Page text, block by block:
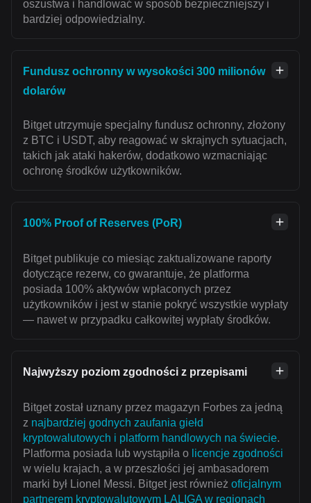
oszustwa i handlować w sposób bezpieczniejszy i
bardziej odpowiedzialny.
Fundusz ochronny w wysokości 300 milionów
dolarów
Bitget utrzymuje specjalny fundusz ochronny, złożony
z BTC i USDT, aby reagować w skrajnych sytuacjach,
takich jak ataki hakerów, dodatkowo wzmacniając
ochronę środków użytkowników.
100% Proof of Reserves (PoR)
Bitget publikuje co miesiąc zaktualizowane raporty
dotyczące rezerw, co gwarantuje, że platforma
posiada 100% aktywów wpłaconych przez
użytkowników i jest w stanie pokryć wszystkie wypłaty
— nawet w przypadku całkowitej wypłaty środków.
Najwyższy poziom zgodności z przepisami
Bitget został uznany przez magazyn Forbes za jedną
z najbardziej godnych zaufania giełd
kryptowalutowych i platform handlowych na świecie.
Platforma posiada lub wystąpiła o licencje zgodności
w wielu krajach, a w przeszłości jej ambasadorem
marki był Lionel Messi. Bitget jest również oficjalnym
partnerem kryptowalutowym LALIGA w regionach